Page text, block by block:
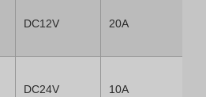
DC12V 20A
DC24V 10A